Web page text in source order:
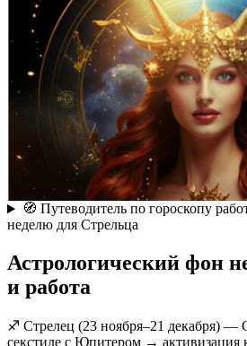
🧭 Путеводитель по гороскопу
неделю для Стрельца
Астрологический фон
и работа
♐ Стрелец (23 ноября–21 декабря) —
секстиле с Юпитером → активизация